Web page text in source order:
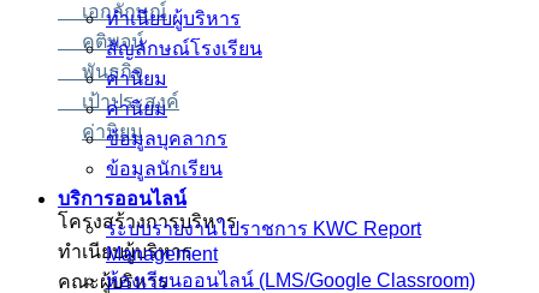
เอกลักษณ์
คติพจน์
พันธกิจ
เป้าประสงค์
ค่านิยม
โครงสร้างการบริหาร
ทำเนียบผู้บริหาร
คณะผู้บริหาร
ทำเนียบผู้บริหาร
สัญลักษณ์โรงเรียน
ค่านิยม
ค่านิยม
ข้อมูลบุคลากร
ข้อมูลนักเรียน
บริการออนไลน์
ระบบรายงานไปราชการ KWC Report
Management
ห้องเรียนออนไลน์ (LMS/Google Classroom)